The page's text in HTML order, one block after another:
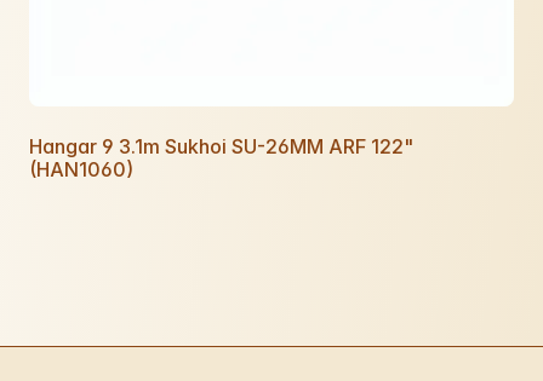
Hangar 9 3.1m Sukhoi SU-26MM ARF 122"
(HAN1060)